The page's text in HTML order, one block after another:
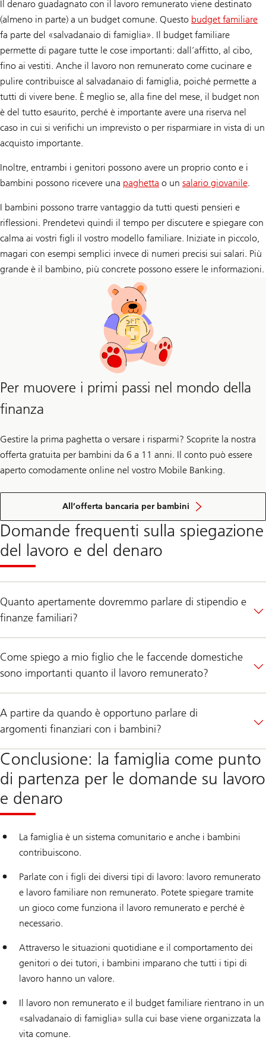
Il denaro guadagnato con il lavoro remunerato viene destinato
(almeno in parte) a un budget comune. Questo budget familiare
fa parte del «salvadanaio di famiglia». Il budget familiare
permette di pagare tutte le cose importanti: dall’affitto, al cibo,
fino ai vestiti. Anche il lavoro non remunerato come cucinare e
pulire contribuisce al salvadanaio di famiglia, poiché permette a
tutti di vivere bene. È meglio se, alla fine del mese, il budget non
è del tutto esaurito, perché è importante avere una riserva nel
caso in cui si verifichi un imprevisto o per risparmiare in vista di un
acquisto importante.
Inoltre, entrambi i genitori possono avere un proprio conto e i
bambini possono ricevere una paghetta o un salario giovanile.
I bambini possono trarre vantaggio da tutti questi pensieri e
riflessioni. Prendetevi quindi il tempo per discutere e spiegare con
calma ai vostri figli il vostro modello familiare. Iniziate in piccolo,
magari con esempi semplici invece di numeri precisi sui salari. Più
grande è il bambino, più concrete possono essere le informazioni.
Per muovere i primi passi nel mondo della
finanza
Gestire la prima paghetta o versare i risparmi? Scoprite la nostra
offerta gratuita per bambini da 6 a 11 anni. Il conto può essere
aperto comodamente online nel vostro Mobile Banking.
All’offerta bancaria per bambini
Domande frequenti sulla spiegazione
del lavoro e del denaro
Quanto apertamente dovremmo parlare di stipendio e
finanze familiari?
Come spiego a mio figlio che le faccende domestiche
sono importanti quanto il lavoro remunerato?
A partire da quando è opportuno parlare di
argomenti finanziari con i bambini?
Conclusione: la famiglia come punto
di partenza per le domande su lavoro
e denaro
La famiglia è un sistema comunitario e anche i bambini
contribuiscono.
Parlate con i figli dei diversi tipi di lavoro: lavoro remunerato
e lavoro familiare non remunerato. Potete spiegare tramite
un gioco come funziona il lavoro remunerato e perché è
necessario.
Attraverso le situazioni quotidiane e il comportamento dei
genitori o dei tutori, i bambini imparano che tutti i tipi di
lavoro hanno un valore.
Il lavoro non remunerato e il budget familiare rientrano in un
«salvadanaio di famiglia» sulla cui base viene organizzata la
vita comune.